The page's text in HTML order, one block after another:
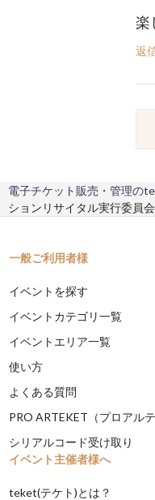
楽
返
電子チケット販売・管理の
ションリサイタル実行委員会
一般ご利用者様
イベントを探す
イベントカテゴリ一覧
イベントエリア一覧
使い方
よくある質問
PRO ARTEKET（プロアルテ
シリアルコード受け取り
イベント主催者様へ
teket(テケト)とは？